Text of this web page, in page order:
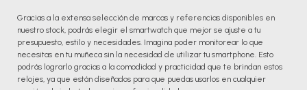
Gracias a la extensa selección de marcas y referencias disponibles en
nuestro stock, podrás elegir el smartwatch que mejor se ajuste a tu
presupuesto, estilo y necesidades. Imagina poder monitorear lo que
necesitas en tu muñeca sin la necesidad de utilizar tu smartphone. Esto
podrás lograrlo gracias a la comodidad y practicidad que te brindan estos
relojes, ya que están diseñados para que puedas usarlos en cualquier